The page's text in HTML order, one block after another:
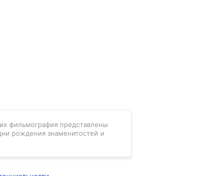
фильмография представлены
рождения знаменитостей и